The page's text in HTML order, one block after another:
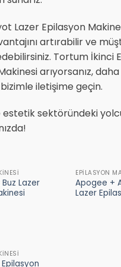
Lazer Epilasyon
artırabilir ve
Tortum İkinci
arıyorsanız,
iletişime geçin.
estetik sektöründeki
Lazer
EPILASYON
Apogee +
Lazer